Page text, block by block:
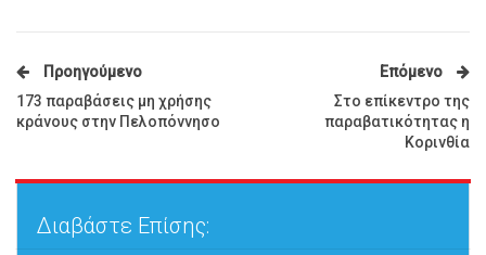
Προηγούμενο
173 παραβάσεις μη χρήσης
κράνους στην Πελοπόννησο
Επόμενο
Στο επίκεντρο της
παραβατικότητας η
Κορινθία
Διαβάστε Επίσης: